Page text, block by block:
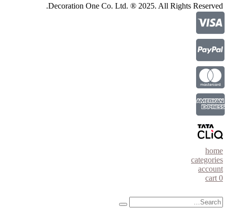
Decoration One Co. Ltd. ® 2025. All Rights Reserved.
home
categories
account
0
cart